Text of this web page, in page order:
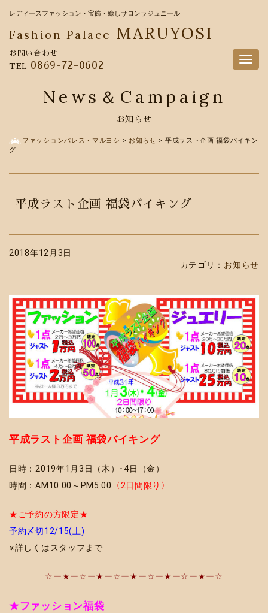
レディースファッション・宝飾・癒しサロンラジュニール
Fashion Palace MARUYOSI
お問い合わせ
TEL
0869-72-0602
News＆Campaign
お知らせ
ファッションパレス・マルヨシ > お知らせ > 平成ラスト企画 福袋バイキン
グ
平成ラスト企画 福袋バイキング
2018年12月3日
カテゴリ： お知らせ
平成ラスト企画 福袋バイキング
日時：2019年1月3日（木）･4日（金）
時間：AM10:00～PM5:00
〈2日間限り〉
★ご予約の方限定★
予約〆切12/15(土)
※詳しくはスタッフまで
☆ー★ー☆ー★ー☆ー★ー☆ー★ー☆ー★ー☆
★ファッション福袋